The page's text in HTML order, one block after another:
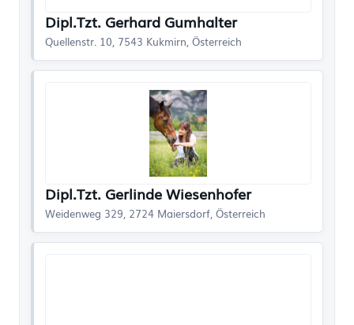
Dipl.Tzt. Gerhard Gumhalter
Quellenstr. 10, 7543 Kukmirn, Österreich
Dipl.Tzt. Gerlinde Wiesenhofer
Weidenweg 329, 2724 Maiersdorf, Österreich